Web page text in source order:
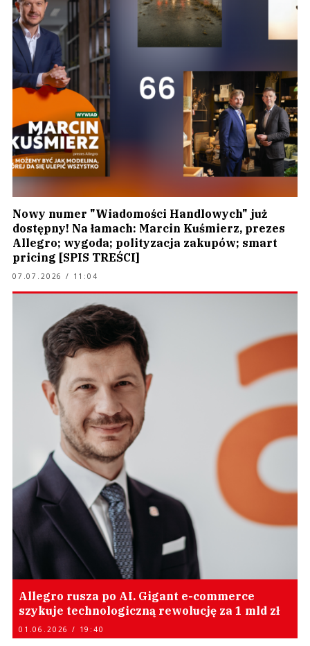
Nowy numer "Wiadomości Handlowych" już
dostępny! Na łamach: Marcin Kuśmierz, prezes
Allegro; wygoda; polityzacja zakupów; smart
pricing [SPIS TREŚCI]
07.07.2026 / 11:04
Allegro rusza po AI. Gigant e-commerce
szykuje technologiczną rewolucję za 1 mld zł
01.06.2026 / 19:40